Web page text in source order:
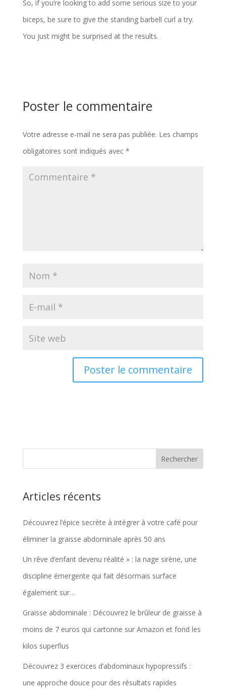
So, if you’re looking to add some serious size to your
biceps, be sure to give the standing barbell curl a try.
You just might be surprised at the results.
Poster le commentaire
Votre adresse e-mail ne sera pas publiée. Les champs
obligatoires sont indiqués avec *
Articles récents
Découvrez l’épice secrète à intégrer à votre café pour
éliminer la graisse abdominale après 50 ans
Un rêve d’enfant devenu réalité » : la nage sirène, une
discipline émergente qui fait désormais surface
également sur…
Graisse abdominale : Découvrez le brûleur de graisse à
moins de 7 euros qui cartonne sur Amazon et fond les
kilos superflus
Découvrez 3 exercices d’abdominaux hypopressifs :
une approche douce pour des résultats rapides